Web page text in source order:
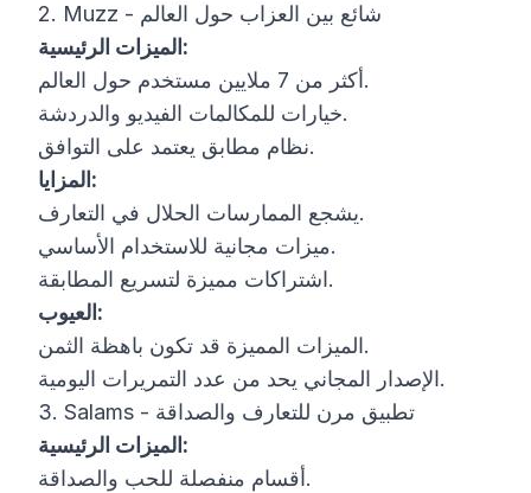
2. Muzz - شائع بين العزاب حول العالم
الميزات الرئيسية:
أكثر من 7 ملايين مستخدم حول العالم.
خيارات للمكالمات الفيديو والدردشة.
نظام مطابق يعتمد على التوافق.
المزايا:
يشجع الممارسات الحلال في التعارف.
ميزات مجانية للاستخدام الأساسي.
اشتراكات مميزة لتسريع المطابقة.
العيوب:
الميزات المميزة قد تكون باهظة الثمن.
الإصدار المجاني يحد من عدد التمريرات اليومية.
3. Salams - تطبيق مرن للتعارف والصداقة
الميزات الرئيسية:
أقسام منفصلة للحب والصداقة.